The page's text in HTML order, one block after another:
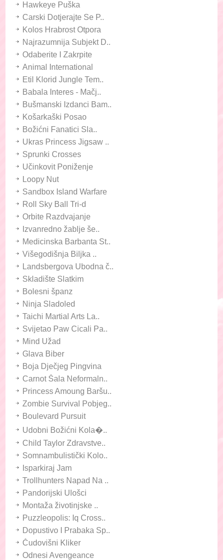
Hawkeye Puška
Carski Dotjerajte Se P..
Kolos Hrabrost Otpora
Najrazumnija Subjekt D..
Odaberite I Zakrpite
Animal International
Etil Klorid Jungle Tem..
Babala Interes - Mačj..
Bušmanski Izdanci Bam..
Košarkaški Posao
Božićni Fanatici Sla..
Ukras Princess Jigsaw ..
Sprunki Crosses
Učinkovit Poniženje
Loopy Nut
Sandbox Island Warfare
Roll Sky Ball Tri-d
Orbite Razdvajanje
Izvanredno žablje še..
Medicinska Barbanta St..
Višegodišnja Biljka ..
Landsbergova Ubodna č..
Skladište Slatkim
Bolesni španz
Ninja Sladoled
Taichi Martial Arts La..
Svijetao Paw Cicali Pa..
Mind Užad
Glava Biber
Boja Dječjeg Pingvina
Carnot Šala Neformaln..
Princess Amoung Baršu..
Zombie Survival Pobjeg..
Boulevard Pursuit
Udobni Božićni Kola�..
Child Taylor Zdravstve..
Somnambulistički Kolo..
Isparkiraj Jam
Trollhunters Napad Na ..
Pandorijski Ulošci
Montaža životinjske ..
Puzzleopolis: Iq Cross..
Dopustivo I Prabaka Sp..
Čudovišni Kliker
Odnesi Avengeance